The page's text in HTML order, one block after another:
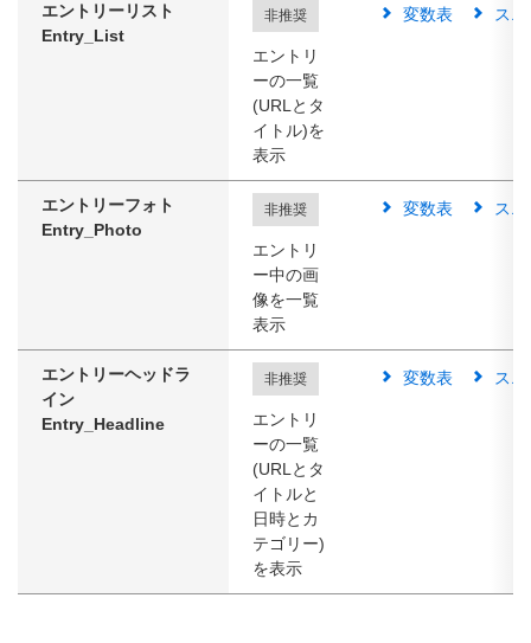
エントリーリスト
Entry_List
非推奨
エントリ
ーの一覧
(URLとタ
イトル)を
表示
変数表 スニ
エントリーフォト
Entry_Photo
非推奨
エントリ
ー中の画
像を一覧
表示
変数表 スニ
エントリーヘッドラ
イン
Entry_Headline
非推奨
エントリ
ーの一覧
(URLとタ
イトルと
日時とカ
テゴリー)
を表示
変数表 スニ